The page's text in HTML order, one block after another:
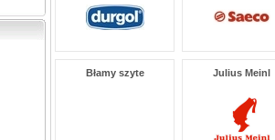
Błamy szyte Julius Meinl